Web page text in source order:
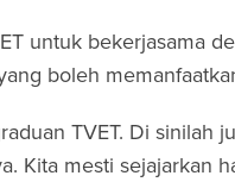
untuk bekerjasama
boleh
TVET. Di sinilah
Kita mesti sejajarkan